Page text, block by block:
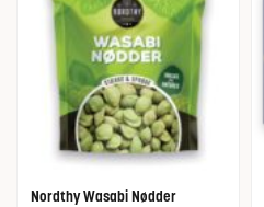
Nordthy Wasabi Nødder